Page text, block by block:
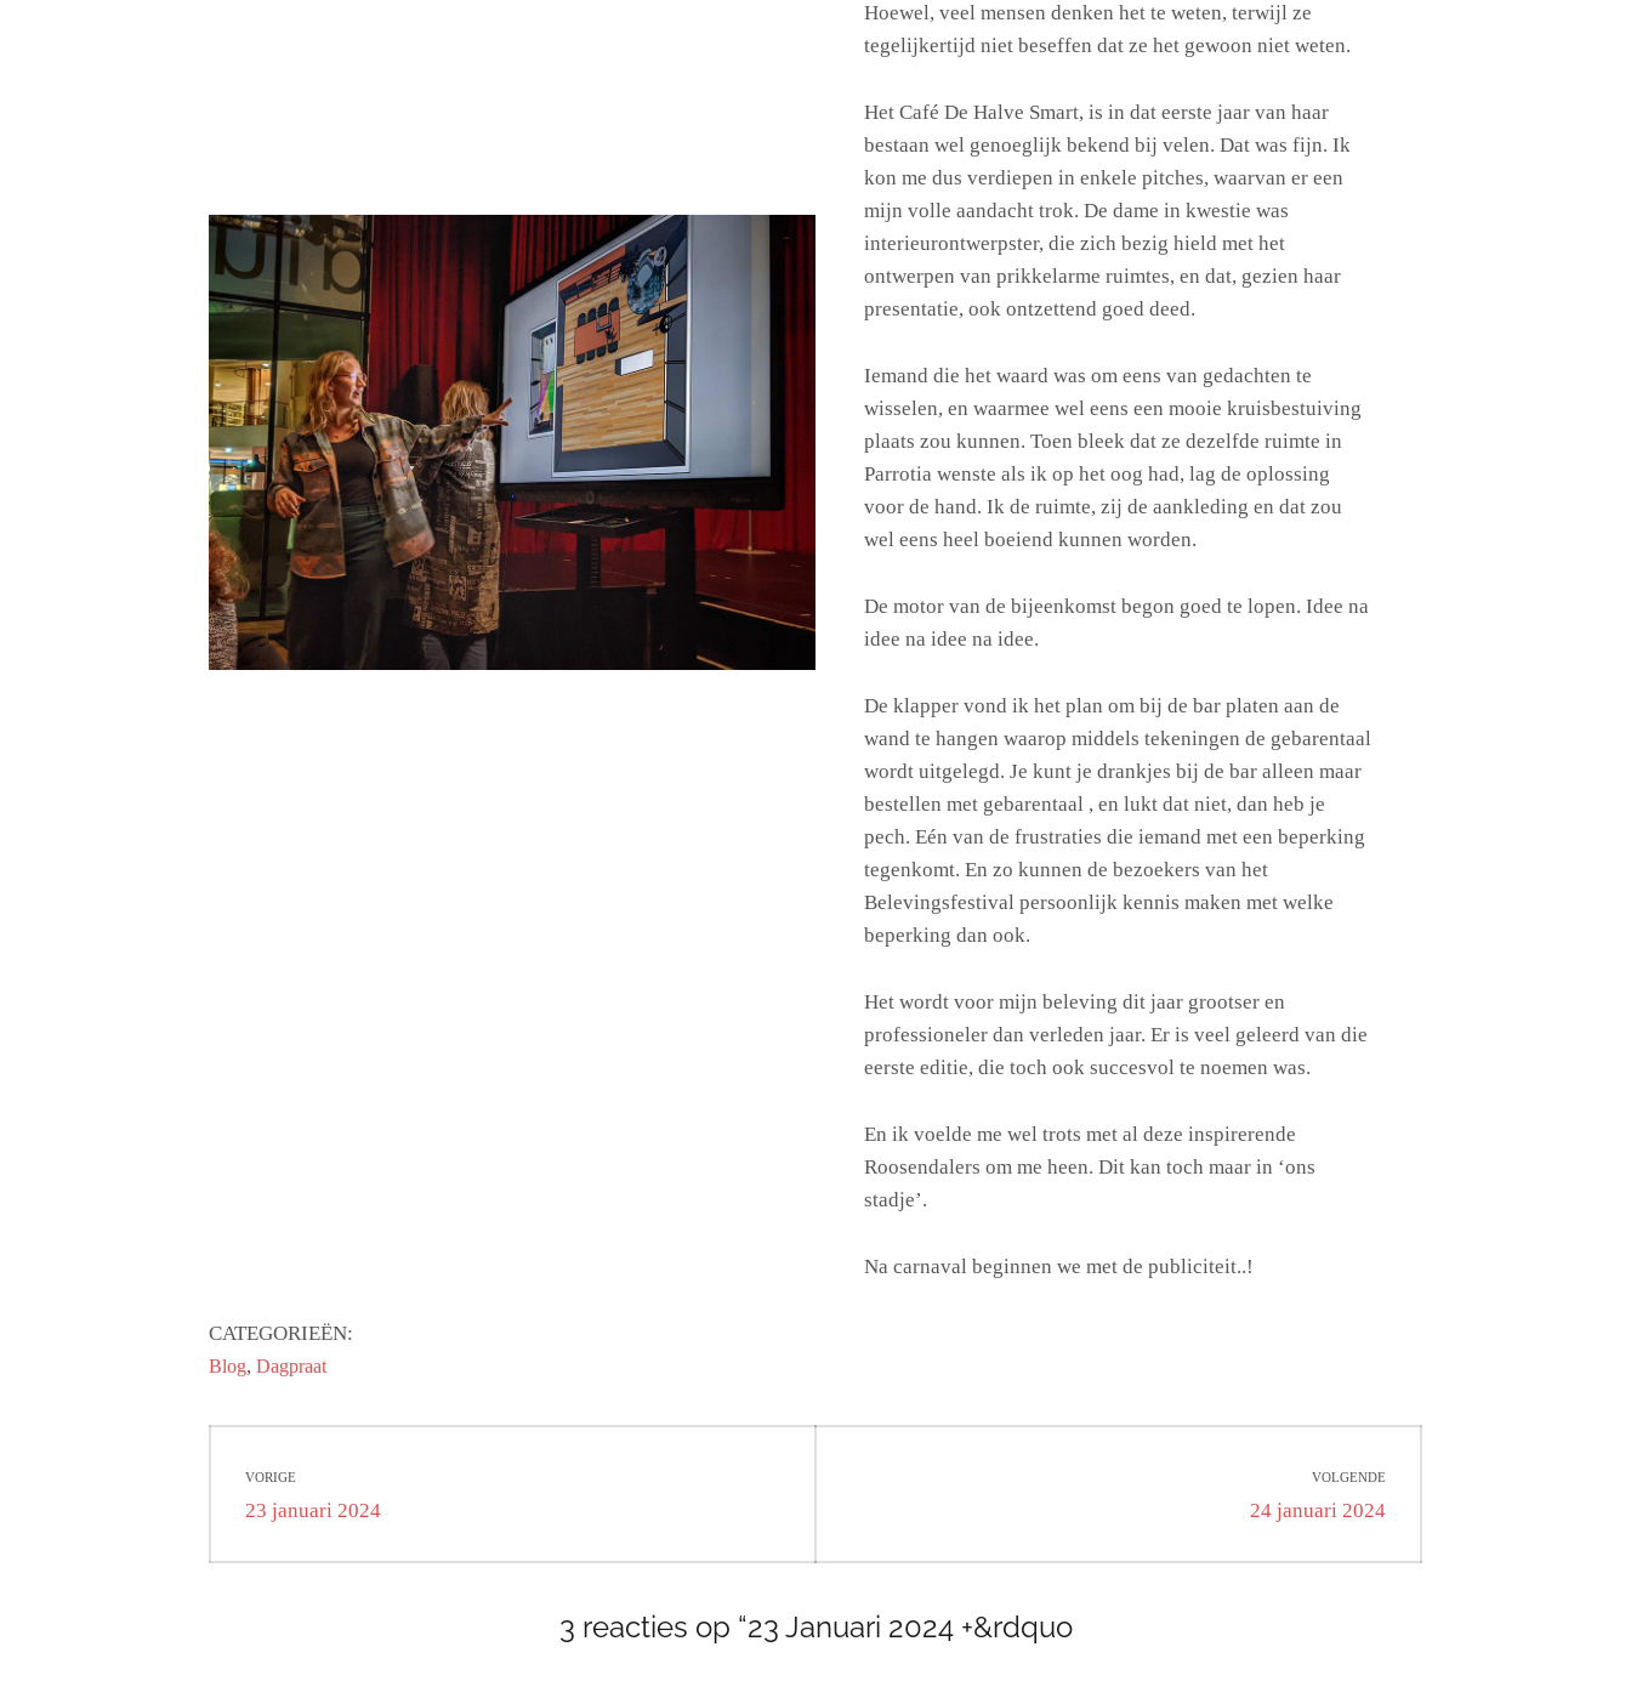
Hoewel, veel mensen denken het te weten, terwijl ze
tegelijkertijd niet beseffen dat ze het gewoon niet weten.
Het Café De Halve Smart, is in dat eerste jaar van haar
bestaan wel genoeglijk bekend bij velen. Dat was fijn. Ik
kon me dus verdiepen in enkele pitches, waarvan er een
mijn volle aandacht trok. De dame in kwestie was
interieurontwerpster, die zich bezig hield met het
ontwerpen van prikkelarme ruimtes, en dat, gezien haar
presentatie, ook ontzettend goed deed.
Iemand die het waard was om eens van gedachten te
wisselen, en waarmee wel eens een mooie kruisbestuiving
plaats zou kunnen. Toen bleek dat ze dezelfde ruimte in
Parrotia wenste als ik op het oog had, lag de oplossing
voor de hand. Ik de ruimte, zij de aankleding en dat zou
wel eens heel boeiend kunnen worden.
De motor van de bijeenkomst begon goed te lopen. Idee na
idee na idee na idee.
De klapper vond ik het plan om bij de bar platen aan de
wand te hangen waarop middels tekeningen de gebarentaal
wordt uitgelegd. Je kunt je drankjes bij de bar alleen maar
bestellen met gebarentaal , en lukt dat niet, dan heb je
pech. Eén van de frustraties die iemand met een beperking
tegenkomt. En zo kunnen de bezoekers van het
Belevingsfestival persoonlijk kennis maken met welke
beperking dan ook.
Het wordt voor mijn beleving dit jaar grootser en
professioneler dan verleden jaar. Er is veel geleerd van die
eerste editie, die toch ook succesvol te noemen was.
En ik voelde me wel trots met al deze inspirerende
Roosendalers om me heen. Dit kan toch maar in ‘ons
stadje’.
Na carnaval beginnen we met de publiciteit..!
CATEGORIEËN:
Blog, Dagpraat
navigatie
VORIGE
Vorig
23 januari 2024
VOLGENDE
Volgend
24 januari 2024
3 reacties op “23 Januari 2024 +&rdquo